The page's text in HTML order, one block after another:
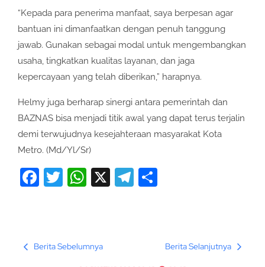
“Kepada para penerima manfaat, saya berpesan agar
bantuan ini dimanfaatkan dengan penuh tanggung
jawab. Gunakan sebagai modal untuk mengembangkan
usaha, tingkatkan kualitas layanan, dan jaga
kepercayaan yang telah diberikan,” harapnya.
Helmy juga berharap sinergi antara pemerintah dan
BAZNAS bisa menjadi titik awal yang dapat terus terjalin
demi terwujudnya kesejahteraan masyarakat Kota
Metro. (Md/Yl/Sr)
Facebook
Twitter
WhatsApp
X Telegram
Berita Sebelumnya Berita Selanjutnya